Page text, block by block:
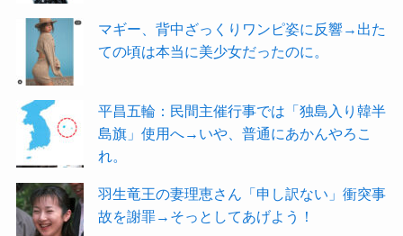
マギー、背中ざっくりワンピ姿に反響→出た
ての頃は本当に美少女だったのに。
平昌五輪：民間主催行事では「独島入り韓半
島旗」使用へ→いや、普通にあかんやろこ
れ。
羽生竜王の妻理恵さん「申し訳ない」衝突事
故を謝罪→そっとしてあげよう！